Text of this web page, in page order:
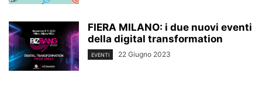
FIERA MILANO: i due nuovi eventi
della digital transformation
EVENTI 22 Giugno 2023